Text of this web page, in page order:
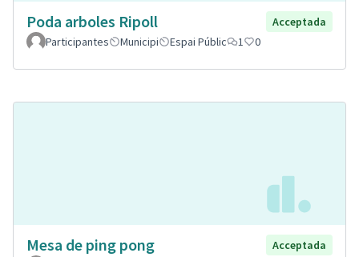
Poda arboles Ripoll
Acceptada
Participantes
Municipi Espai Públic 1 0
Mesa de ping pong
Acceptada